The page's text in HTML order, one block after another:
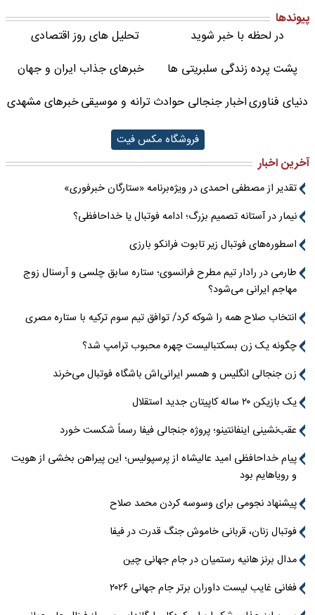
پیوندها
در لحظه با خبر شوید
تحلیل های روز اقتصادی
پشت پرده زندگی سلبریتی ها
خبرهای جذاب ایران و جهان
دنیای فناوریاخبار جنجالی حوادثترانه و موسیقیخبرهای مشهدی
فروشگاه مکس فیت
آخرین اخبار
تقدیر از مصطفی احمدی در ویژه‌برنامه «ستارگان خبرفوری»
نیمار در آستانه تصمیم بزرگ؛ ادامه فوتبال یا خداحافظی؟
اسطوره‌های فوتبال زیر تابوت فرانکو بارزی
طارمی در رادار تیم مطرح فرانسوی؛ ستاره سابق چلسی و آرسنال زوج
مهاجم ایرانی می‌شود؟
انتخاب صلاح همه را شوکه کرد/ توافق تیم سوم ترکیه با ستاره مصری
چگونه یک زن بسکتبالیست چهره محبوب ترامپ شد؟
زن جنجالی انگلیس و همسر ایرانی‌اش باشگاه فوتبال می‌خرند
یک بازیکن ۲۰ ساله کاپیتان جدید استقلال
عقب‌نشینی اینفانتینو؛ پروژه جنجالی فیفا رسماً شکست خورد
پیام خداحافظی امید عالیشاه از پرسپولیس؛ این پیراهن بخشی از هویت
و رویاهایم بود
پیشنهاد نجومی برای وسوسه کردن محمد صلاح
فوتبال زنان، قربانی خاموش جنگ قدرت در فیفا
مدال برنز هانیه رستمیان در جام جهانی چین
فغانی غایب لیست داوران برتر جام جهانی ۲۰۲۶